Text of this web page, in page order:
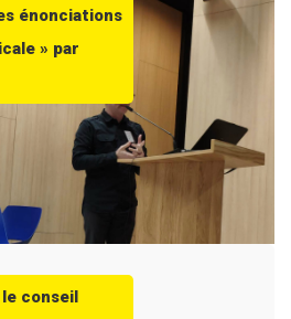
énonciations
» par
conseil